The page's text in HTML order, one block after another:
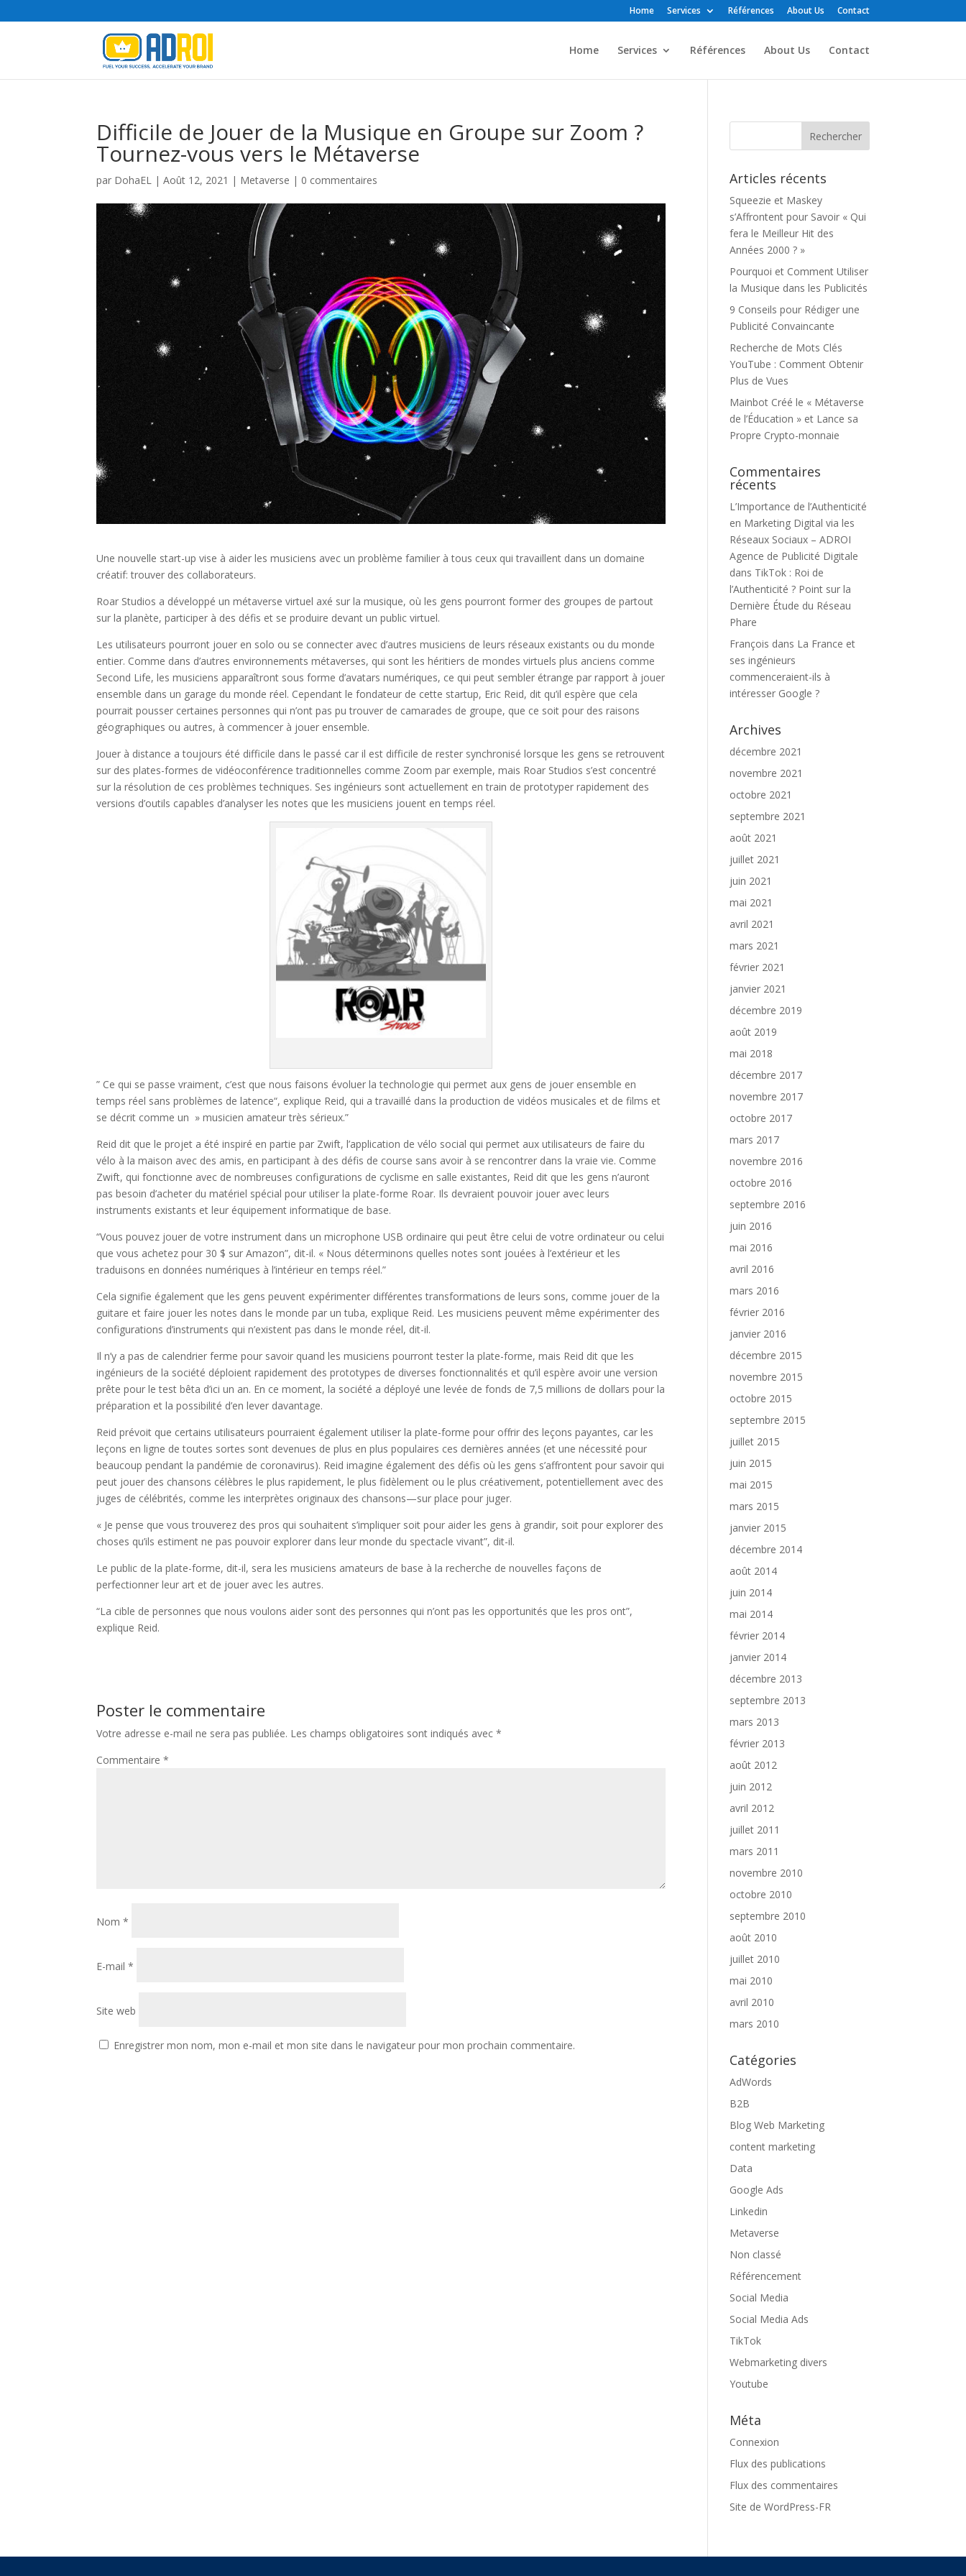
Home Services Références About Us Contact
Home Services Références About Us Contact
Difficile de Jouer de la Musique en Groupe sur Zoom ?
Tournez-vous vers le Métaverse
par DohaEL |Août 12, 2021 | Metaverse | 0 commentaires
Une nouvelle start-up vise à aider les musiciens avec un problème familier à tous ceux qui travaillent dans un domaine
créatif: trouver des collaborateurs.
Roar Studios a développé un métaverse virtuel axé sur la musique, où les gens pourront former des groupes de partout
sur la planète, participer à des défis et se produire devant un public virtuel.
Les utilisateurs pourront jouer en solo ou se connecter avec d’autres musiciens de leurs réseaux existants ou du monde
entier. Comme dans d’autres environnements métaverses, qui sont les héritiers de mondes virtuels plus anciens comme
Second Life, les musiciens apparaîtront sous forme d’avatars numériques, ce qui peut sembler étrange par rapport à jouer
ensemble dans un garage du monde réel. Cependant le fondateur de cette startup, Eric Reid, dit qu’il espère que cela
pourrait pousser certaines personnes qui n’ont pas pu trouver de camarades de groupe, que ce soit pour des raisons
géographiques ou autres, à commencer à jouer ensemble.
Jouer à distance a toujours été difficile dans le passé car il est difficile de rester synchronisé lorsque les gens se retrouvent
sur des plates-formes de vidéoconférence traditionnelles comme Zoom par exemple, mais Roar Studios s’est concentré
sur la résolution de ces problèmes techniques. Ses ingénieurs sont actuellement en train de prototyper rapidement des
versions d’outils capables d’analyser les notes que les musiciens jouent en temps réel.
” Ce qui se passe vraiment, c’est que nous faisons évoluer la technologie qui permet aux gens de jouer ensemble en
temps réel sans problèmes de latence“, explique Reid, qui a travaillé dans la production de vidéos musicales et de films et
se décrit comme un » musicien amateur très sérieux.”
Reid dit que le projet a été inspiré en partie par Zwift, l’application de vélo social qui permet aux utilisateurs de faire du
vélo à la maison avec des amis, en participant à des défis de course sans avoir à se rencontrer dans la vraie vie. Comme
Zwift, qui fonctionne avec de nombreuses configurations de cyclisme en salle existantes, Reid dit que les gens n’auront
pas besoin d’acheter du matériel spécial pour utiliser la plate-forme Roar. Ils devraient pouvoir jouer avec leurs
instruments existants et leur équipement informatique de base.
“Vous pouvez jouer de votre instrument dans un microphone USB ordinaire qui peut être celui de votre ordinateur ou celui
que vous achetez pour 30 $ sur Amazon”, dit-il. « Nous déterminons quelles notes sont jouées à l’extérieur et les
traduisons en données numériques à l’intérieur en temps réel.”
Cela signifie également que les gens peuvent expérimenter différentes transformations de leurs sons, comme jouer de la
guitare et faire jouer les notes dans le monde par un tuba, explique Reid. Les musiciens peuvent même expérimenter des
configurations d’instruments qui n’existent pas dans le monde réel, dit-il.
Il n’y a pas de calendrier ferme pour savoir quand les musiciens pourront tester la plate-forme, mais Reid dit que les
ingénieurs de la société déploient rapidement des prototypes de diverses fonctionnalités et qu’il espère avoir une version
prête pour le test bêta d’ici un an. En ce moment, la société a déployé une levée de fonds de 7,5 millions de dollars pour la
préparation et la possibilité d’en lever davantage.
Reid prévoit que certains utilisateurs pourraient également utiliser la plate-forme pour offrir des leçons payantes, car les
leçons en ligne de toutes sortes sont devenues de plus en plus populaires ces dernières années (et une nécessité pour
beaucoup pendant la pandémie de coronavirus). Reid imagine également des défis où les gens s’affrontent pour savoir qui
peut jouer des chansons célèbres le plus rapidement, le plus fidèlement ou le plus créativement, potentiellement avec des
juges de célébrités, comme les interprètes originaux des chansons—sur place pour juger.
« Je pense que vous trouverez des pros qui souhaitent s’impliquer soit pour aider les gens à grandir, soit pour explorer des
choses qu’ils estiment ne pas pouvoir explorer dans leur monde du spectacle vivant”, dit-il.
Le public de la plate-forme, dit-il, sera les musiciens amateurs de base à la recherche de nouvelles façons de
perfectionner leur art et de jouer avec les autres.
“La cible de personnes que nous voulons aider sont des personnes qui n’ont pas les opportunités que les pros ont”,
explique Reid.
Poster le commentaire
Votre adresse e-mail ne sera pas publiée. Les champs obligatoires sont indiqués avec*
Commentaire*
Nom*
E-mail*
Site web
Enregistrer mon nom, mon e-mail et mon site dans le navigateur pour mon prochain commentaire.
Articles récents
Squeezie et Maskey
s’Affrontent pour Savoir « Qui
fera le Meilleur Hit des
Années 2000 ? »
Pourquoi et Comment Utiliser
la Musique dans les Publicités
9 Conseils pour Rédiger une
Publicité Convaincante
Recherche de Mots Clés
YouTube : Comment Obtenir
Plus de Vues
Mainbot Créé le « Métaverse
de l’Éducation » et Lance sa
Propre Crypto-monnaie
Commentaires
récents
L’Importance de l’Authenticité
en Marketing Digital via les
Réseaux Sociaux – ADROI
Agence de Publicité Digitale
dans TikTok : Roi de
l’Authenticité ? Point sur la
Dernière Étude du Réseau
Phare
François dans La France et
ses ingénieurs
commenceraient-ils à
intéresser Google ?
Archives
décembre 2021
novembre 2021
octobre 2021
septembre 2021
août 2021
juillet 2021
juin 2021
mai 2021
avril 2021
mars 2021
février 2021
janvier 2021
décembre 2019
août 2019
mai 2018
décembre 2017
novembre 2017
octobre 2017
mars 2017
novembre 2016
octobre 2016
septembre 2016
juin 2016
mai 2016
avril 2016
mars 2016
février 2016
janvier 2016
décembre 2015
novembre 2015
octobre 2015
septembre 2015
juillet 2015
juin 2015
mai 2015
mars 2015
janvier 2015
décembre 2014
août 2014
juin 2014
mai 2014
février 2014
janvier 2014
décembre 2013
septembre 2013
mars 2013
février 2013
août 2012
juin 2012
avril 2012
juillet 2011
mars 2011
novembre 2010
octobre 2010
septembre 2010
août 2010
juillet 2010
mai 2010
avril 2010
mars 2010
Catégories
AdWords
B2B
Blog Web Marketing
content marketing
Data
Google Ads
Linkedin
Metaverse
Non classé
Référencement
Social Media
Social Media Ads
TikTok
Webmarketing divers
Youtube
Méta
Connexion
Flux des publications
Flux des commentaires
Site de WordPress-FR